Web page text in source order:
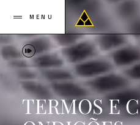
MENU
TERMOS EC